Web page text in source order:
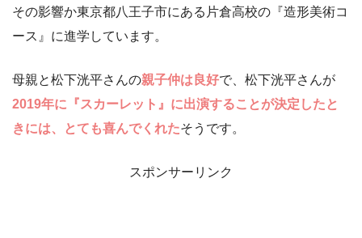
その影響か東京都八王子市にある片倉高校の『造形美術コ
ース』に進学しています。
母親と松下洸平さんの親子仲は良好で、松下洸平さんが
2019年に『スカーレット』に出演することが決定したと
きには、とても喜んでくれたそうです。
スポンサーリンク